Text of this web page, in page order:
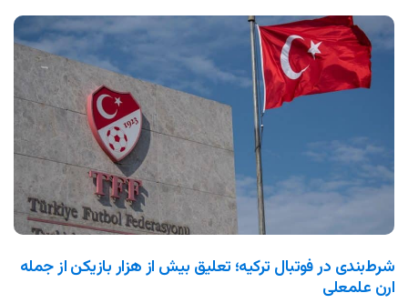
شرط‌بندی در فوتبال ترکیه؛ تعلیق بیش از هزار بازیکن از جمله
ارن علمعلی